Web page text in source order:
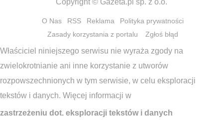
Copyright © Gazeta.pl sp. z o.o.
O Nas RSS Reklama
Polityka prywatności
Zasady korzystania z portalu
Zgłoś błąd
Właściciel niniejszego serwisu nie wyraża zgody na
zwielokrotnianie ani inne korzystanie z utworów
rozpowszechnionych w tym serwisie, w celu eksploracji
tekstów i danych. Więcej informacji w
zastrzeżeniu dot. eksploracji tekstów i danych